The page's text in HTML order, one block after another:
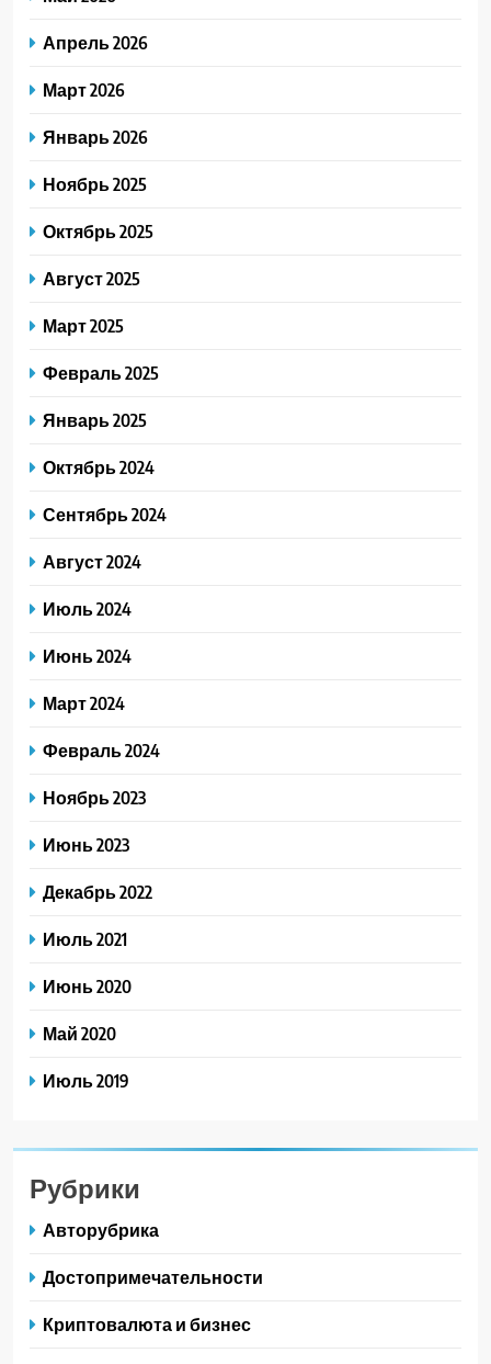
Апрель 2026
Март 2026
Январь 2026
Ноябрь 2025
Октябрь 2025
Август 2025
Март 2025
Февраль 2025
Январь 2025
Октябрь 2024
Сентябрь 2024
Август 2024
Июль 2024
Июнь 2024
Март 2024
Февраль 2024
Ноябрь 2023
Июнь 2023
Декабрь 2022
Июль 2021
Июнь 2020
Май 2020
Июль 2019
Рубрики
Авторубрика
Достопримечательности
Криптовалюта и бизнес